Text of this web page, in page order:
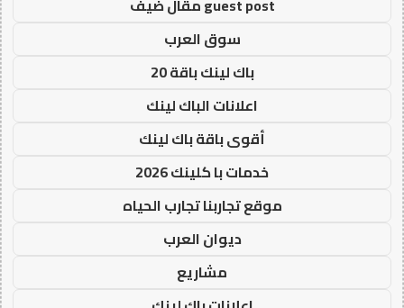
guest post مقال ضيف
سوق العرب
باك لينك باقة 20
اعلانات الباك لينك
أقوى باقة باك لينك
خدمات با كلينك 2026
موقع تجاربنا تجارب الحياه
ديوان العرب
مشاريع